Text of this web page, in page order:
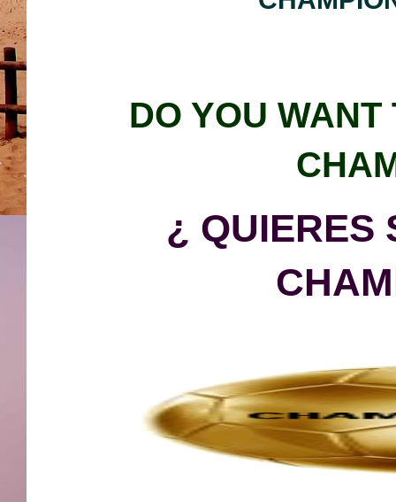
DO YOU WANT
¿ QUIERES